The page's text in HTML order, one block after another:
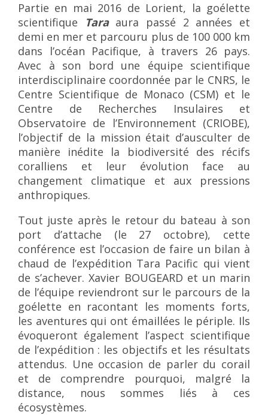
Partie en mai 2016 de Lorient, la goélette
scientifique
Tara aura passé 2 années et
demi en mer et parcouru plus de 100 000 km
dans l’océan Pacifique, à travers 26 pays.
Avec à son bord une équipe scientifique
interdisciplinaire coordonnée par le CNRS, le
Centre Scientifique de Monaco (CSM) et le
Centre de Recherches Insulaires et
Observatoire de l’Environnement (CRIOBE),
l’objectif de la mission était d’ausculter de
manière inédite la biodiversité des récifs
coralliens et leur évolution face au
changement climatique et aux pressions
anthropiques.
Tout juste après le retour du bateau à son
port d’attache (le 27 octobre), cette
conférence est l’occasion de faire un bilan à
chaud de l’expédition Tara Pacific qui vient
de s’achever. Xavier BOUGEARD et un marin
de l’équipe reviendront sur le parcours de la
goélette en racontant les moments forts,
les aventures qui ont émaillées le périple. Ils
évoqueront également l’aspect scientifique
de l’expédition : les objectifs et les résultats
attendus. Une occasion de parler du corail
et de comprendre pourquoi, malgré la
distance, nous sommes liés à ces
écosystèmes.